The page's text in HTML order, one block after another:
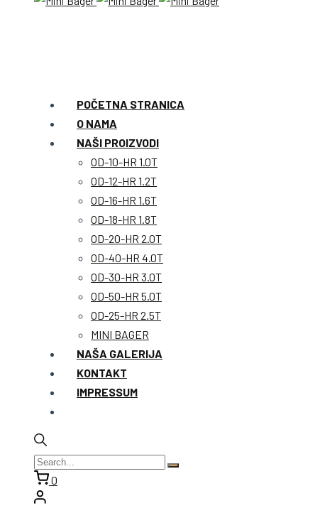
POČETNA STRANICA
O NAMA
NAŠI PROIZVODI
OD-10-HR 1.0T
OD-12-HR 1.2T
OD-16-HR 1.6T
OD-18-HR 1.8T
OD-20-HR 2.0T
OD-40-HR 4.0T
OD-30-HR 3.0T
OD-50-HR 5.0T
OD-25-HR 2.5T
MINI BAGER
NAŠA GALERIJA
KONTAKT
IMPRESSUM
0